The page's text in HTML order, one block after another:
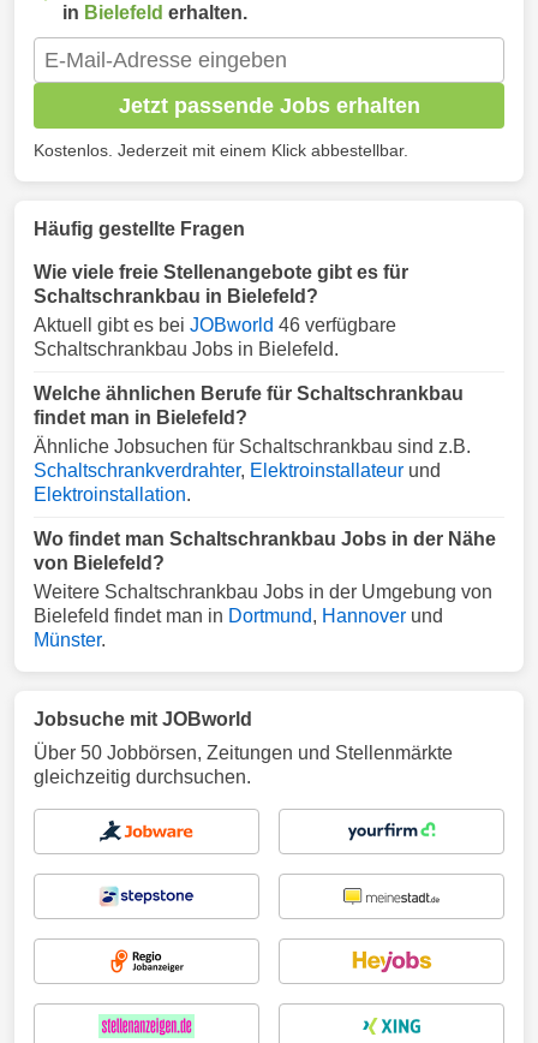
in Bielefeld erhalten.
Jetzt passende Jobs erhalten
Kostenlos. Jederzeit mit einem Klick abbestellbar.
Häufig gestellte Fragen
Wie viele freie Stellenangebote gibt es für
Schaltschrankbau in Bielefeld?
Aktuell gibt es bei JOBworld 46 verfügbare
Schaltschrankbau Jobs in Bielefeld.
Welche ähnlichen Berufe für Schaltschrankbau
findet man in Bielefeld?
Ähnliche Jobsuchen für Schaltschrankbau sind z.B.
Schaltschrankverdrahter, Elektroinstallateur und
Elektroinstallation.
Wo findet man Schaltschrankbau Jobs in der Nähe
von Bielefeld?
Weitere Schaltschrankbau Jobs in der Umgebung von
Bielefeld findet man in Dortmund, Hannover und
Münster.
Jobsuche mit JOBworld
Über 50 Jobbörsen, Zeitungen und Stellenmärkte
gleichzeitig durchsuchen.